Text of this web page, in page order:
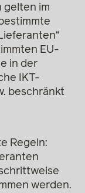
gelten im
EU-
in der
IKT-
beschränkt
Regeln:
werden.